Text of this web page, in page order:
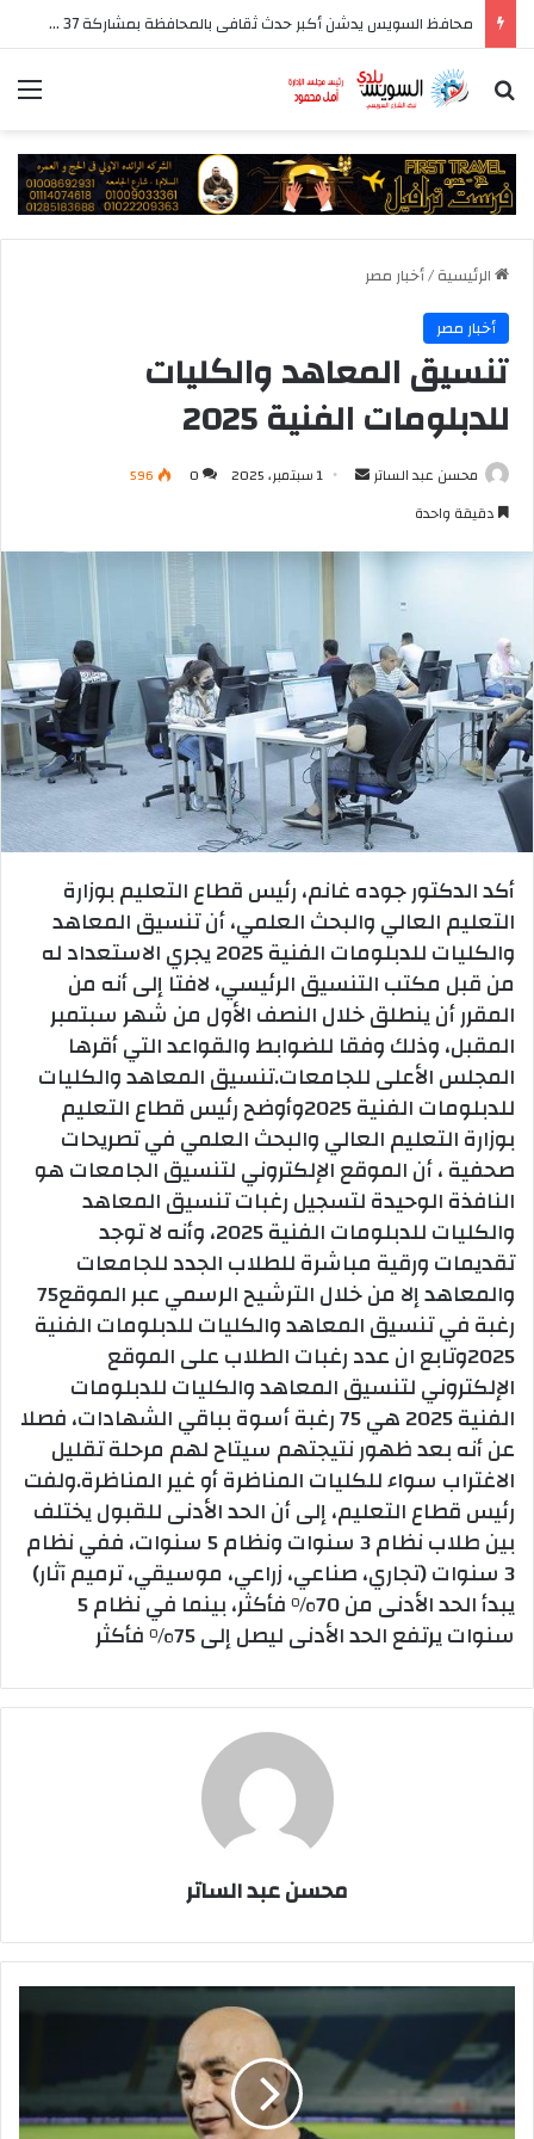
محافظ السويس يدشن أكبر حدث ثقافى بالمحافظة بمشاركة 37 دار نشر مصرية
بحث عن
الرئيسية/أخبار مصر
أخبار مصر
تنسيق المعاهد والكليات
للدبلومات الفنية 2025
محسن عبد الساتر
أرسل 1 سبتمبر، 2025 0
596
دقيقة واحدة
أكد الدكتور جوده غانم، رئيس قطاع التعليم بوزارة
التعليم العالي والبحث العلمي، أن تنسيق المعاهد
والكليات للدبلومات الفنية 2025 يجري الاستعداد له
من قبل مكتب التنسيق الرئيسي، لافتا إلى أنه من
المقرر أن ينطلق خلال النصف الأول من شهر سبتمبر
المقبل، وذلك وفقا للضوابط والقواعد التي أقرها
المجلس الأعلى للجامعات.تنسيق المعاهد والكليات
للدبلومات الفنية 2025وأوضح رئيس قطاع التعليم
بوزارة التعليم العالي والبحث العلمي في تصريحات
صحفية ، أن الموقع الإلكتروني لتنسيق الجامعات هو
النافذة الوحيدة لتسجيل رغبات تنسيق المعاهد
والكليات للدبلومات الفنية 2025، وأنه لا توجد
تقديمات ورقية مباشرة للطلاب الجدد للجامعات
والمعاهد إلا من خلال الترشيح الرسمي عبر الموقع75
رغبة في تنسيق المعاهد والكليات للدبلومات الفنية
2025وتابع ان عدد رغبات الطلاب على الموقع
الإلكتروني لتنسيق المعاهد والكليات للدبلومات
الفنية 2025 هي 75 رغبة أسوة بباقي الشهادات، فصلا
عن أنه بعد ظهور نتيجتهم سيتاح لهم مرحلة تقليل
الاغتراب سواء للكليات المناظرة أو غير المناظرة.ولفت
رئيس قطاع التعليم، إلى أن الحد الأدنى للقبول يختلف
بين طلاب نظام 3 سنوات ونظام 5 سنوات، ففي نظام
3 سنوات (تجاري، صناعي، زراعي، موسيقي، ترميم آثار)
يبدأ الحد الأدنى من 70% فأكثر، بينما في نظام 5
سنوات يرتفع الحد الأدنى ليصل إلى 75% فأكثر
محسن عبد الساتر
لاعبًا
في
قائمة
المنتخب
الوطني